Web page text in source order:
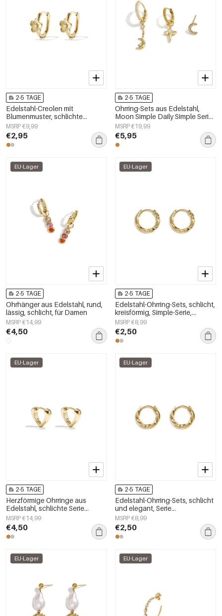
2-5 TAGE
Edelstahl-Creolen mit
Blumenmuster, schlichte
Alltags-Serie, Damenschmuck
MSRP €9,99
€2,95
2-5 TAGE
Ohrring-Sets aus Edelstahl,
Moon Simple Daily Simple Serie,
Damenschmuck
MSRP €19,99
€5,95
EU-Lager
2-5 TAGE
Ohrhänger aus Edelstahl, rund,
lässig, schlicht, für Damen
MSRP €14,99
€4,50
EU-Lager
2-5 TAGE
Edelstahl-Ohrring-Sets, schlicht,
kreisförmig, Simple-Serie,
Damenschmuck
MSRP €8,99
€2,50
EU-Lager
2-5 TAGE
Herzförmige Ohrringe aus
Edelstahl, schlichte Serie
„Damenschmuck“
MSRP €14,99
€4,50
EU-Lager
2-5 TAGE
Edelstahl-Ohrring-Sets, schlicht
und elegant, Serie
„Damenschmuck“
MSRP €8,99
€2,50
EU-Lager EU-Lager